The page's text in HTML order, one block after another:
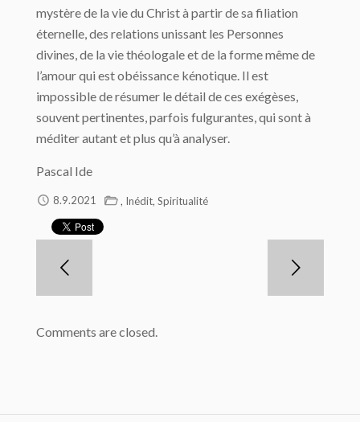
mystère de la vie du Christ à partir de sa filiation
éternelle, des relations unissant les Personnes
divines, de la vie théologale et de la forme même de
l’amour qui est obéissance kénotique. Il est
impossible de résumer le détail de ces exégèses,
souvent pertinentes, parfois fulgurantes, qui sont à
méditer autant et plus qu’à analyser.
Pascal Ide
8.9.2021 , Inédit, Spiritualité
Comments are closed.